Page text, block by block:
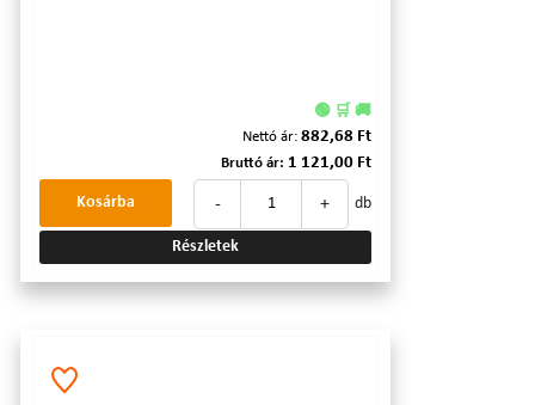
🟢 🛒 🚚
Nettó ár: 882,68 Ft
Bruttó ár: 1 121,00 Ft
- + db
Kosárba
Részletek